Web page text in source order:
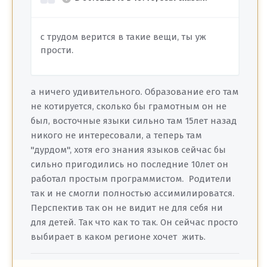
с трудом верится в такие вещи, ты уж
прости.
а ничего удивительного. Образование его там
не котируется, сколько бы грамотным он не
был, восточные языки сильно там 15лет назад
никого не интересовали, а теперь там
"дурдом", хотя его знания языков сейчас бы
сильно пригодились но последние 10лет он
работал простым программистом. Родители
так и не смогли полностью ассимилироватся.
Перспектив так он не видит не для себя ни
для детей. Так что как то так. Он сейчас просто
выбирает в каком регионе хочет жить.